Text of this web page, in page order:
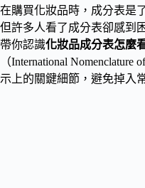
在購買化妝品時，成分表是
但許多人看了成分表卻感到
帶你認識化妝品成分表怎麼
（International Nomenclature
示上的關鍵細節，避免掉入